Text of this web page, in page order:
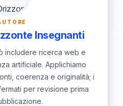
corsi o gruppi di
Insegnanti
includere ricerca web e
artificiale. Applichiamo
coerenza e originalità; i
per revisione prima